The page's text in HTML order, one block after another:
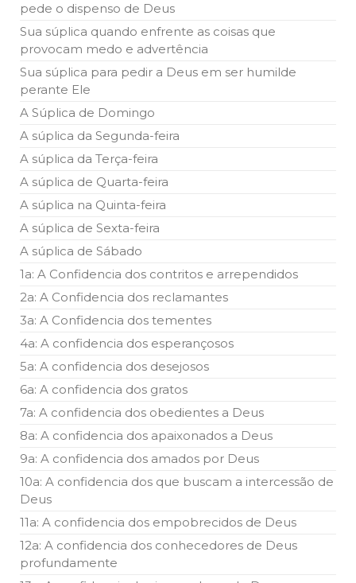
pede o dispenso de Deus
Sua súplica quando enfrente as coisas que
provocam medo e advertência
Sua súplica para pedir a Deus em ser humilde
perante Ele
A Súplica de Domingo
A súplica da Segunda-feira
A súplica da Terça-feira
A súplica de Quarta-feira
A súplica na Quinta-feira
A súplica de Sexta-feira
A súplica de Sábado
1a: A Confidencia dos contritos e arrependidos
2a: A Confidencia dos reclamantes
3a: A Confidencia dos tementes
4a: A confidencia dos esperançosos
5a: A confidencia dos desejosos
6a: A confidencia dos gratos
7a: A confidencia dos obedientes a Deus
8a: A confidencia dos apaixonados a Deus
9a: A confidencia dos amados por Deus
10a: A confidencia dos que buscam a intercessão de
Deus
11a: A confidencia dos empobrecidos de Deus
12a: A confidencia dos conhecedores de Deus
profundamente